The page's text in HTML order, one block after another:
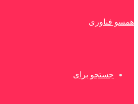
همسو فناوری
جستجو برای